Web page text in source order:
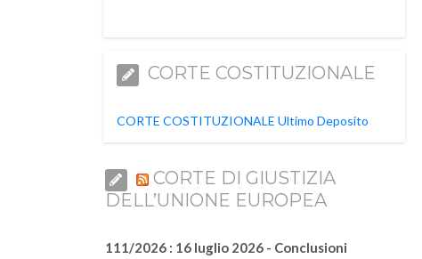
CORTE COSTITUZIONALE
CORTE COSTITUZIONALE Ultimo Deposito
CORTE DI GIUSTIZIA
DELL’UNIONE EUROPEA
111/2026 : 16 luglio 2026 - Conclusioni